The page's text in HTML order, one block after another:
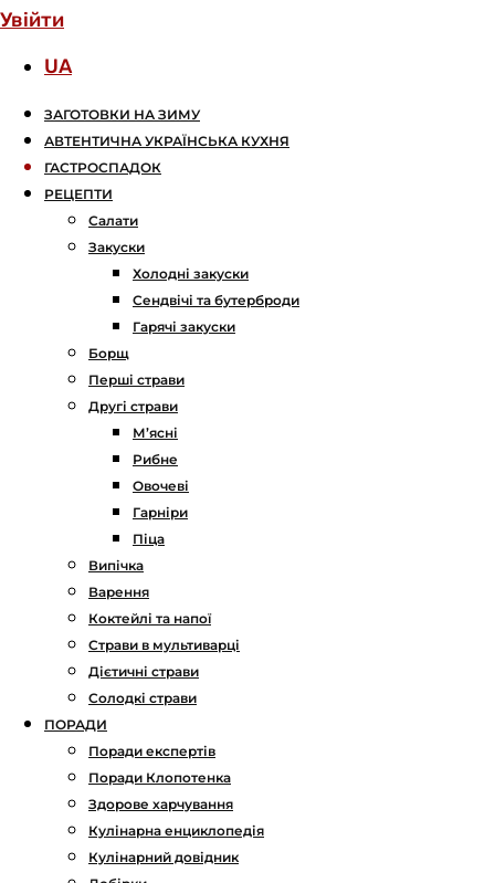
Увійти
UA
ЗАГОТОВКИ НА ЗИМУ
АВТЕНТИЧНА УКРАЇНСЬКА КУХНЯ
ГАСТРОСПАДОК
РЕЦЕПТИ
Салати
Закуски
Холодні закуски
Сендвічі та бутерброди
Гарячі закуски
Борщ
Перші страви
Другі страви
М’ясні
Рибне
Овочеві
Гарніри
Піца
Випічка
Варення
Коктейлі та напої
Страви в мультиварці
Дієтичні страви
Солодкі страви
ПОРАДИ
Поради експертів
Поради Клопотенка
Здорове харчування
Кулінарна енциклопедія
Кулінарний довідник